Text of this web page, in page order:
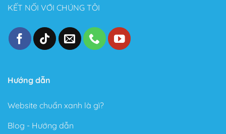
KẾT NỐI VỚI CHÚNG TÔI
Hướng dẫn
Website chuẩn xanh là gì?
Blog - Hướng dẫn